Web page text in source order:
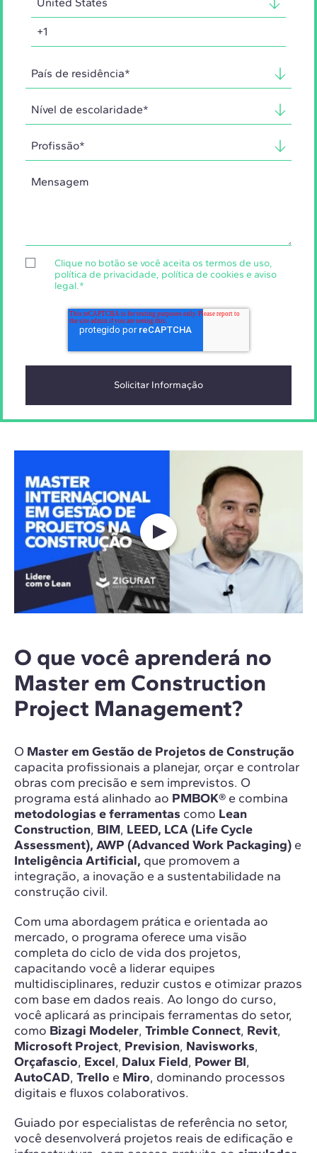
Clique no botão se você aceita os termos de uso,
política de privacidade, política de cookies e aviso
legal.*
O que você aprenderá no
Master em Construction
Project Management?
O Master em Gestão de Projetos de Construção
capacita profissionais a planejar, orçar e controlar
obras com precisão e sem imprevistos. O
programa está alinhado ao PMBOK® e combina
metodologias e ferramentas como Lean
Construction, BIM, LEED, LCA (Life Cycle
Assessment), AWP (Advanced Work Packaging) e
Inteligência Artificial, que promovem a
integração, a inovação e a sustentabilidade na
construção civil.
Com uma abordagem prática e orientada ao
mercado, o programa oferece uma visão
completa do ciclo de vida dos projetos,
capacitando você a liderar equipes
multidisciplinares, reduzir custos e otimizar prazos
com base em dados reais. Ao longo do curso,
você aplicará as principais ferramentas do setor,
como Bizagi Modeler, Trimble Connect, Revit,
Microsoft Project, Prevision, Navisworks,
Orçafascio, Excel, Dalux Field, Power BI,
AutoCAD, Trello e Miro, dominando processos
digitais e fluxos colaborativos.
Guiado por especialistas de referência no setor,
você desenvolverá projetos reais de edificação e